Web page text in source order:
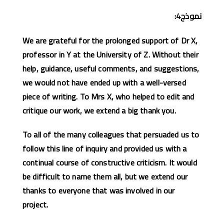
نموذج4:
We are grateful for the prolonged support of Dr X,
professor in Y at the University of Z. Without their
help, guidance, useful comments, and suggestions,
we would not have ended up with a well-versed
piece of writing. To Mrs X, who helped to edit and
critique our work, we extend a big thank you.
To all of the many colleagues that persuaded us to
follow this line ofinquiry and provided us with a
continual course of constructive criticism. It would
be difficult to name them all, but we extend our
thanks to everyone that was involved in our
project.